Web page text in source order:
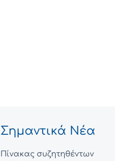
Σημαντικά Νέα
Πίνακας συζητηθέντων